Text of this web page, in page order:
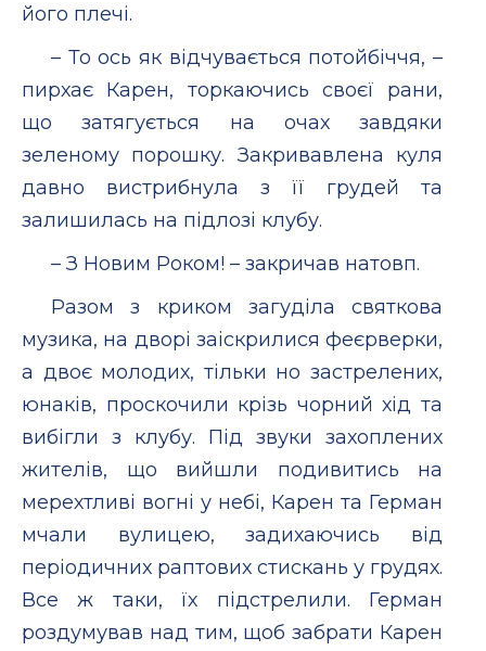
його плечі.
– То ось як відчувається потойбіччя, –
пирхає Карен, торкаючись своєї рани,
що затягується на очах завдяки
зеленому порошку. Закривавлена куля
давно вистрибнула з її грудей та
залишилась на підлозі клубу.
– З Новим Роком! – закричав натовп.
Разом з криком загуділа святкова
музика, на дворі заіскрилися феєрверки,
а двоє молодих, тільки но застрелених,
юнаків, проскочили крізь чорний хід та
вибігли з клубу. Під звуки захоплених
жителів, що вийшли подивитись на
мерехтливі вогні у небі, Карен та Герман
мчали вулицею, задихаючись від
періодичних раптових стискань у грудях.
Все ж таки, їх підстрелили. Герман
роздумував над тим, щоб забрати Карен